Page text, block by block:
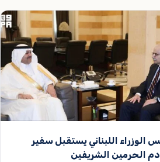
الوزراء اللبناني يستقبل سفير
الحرمين الشريفين